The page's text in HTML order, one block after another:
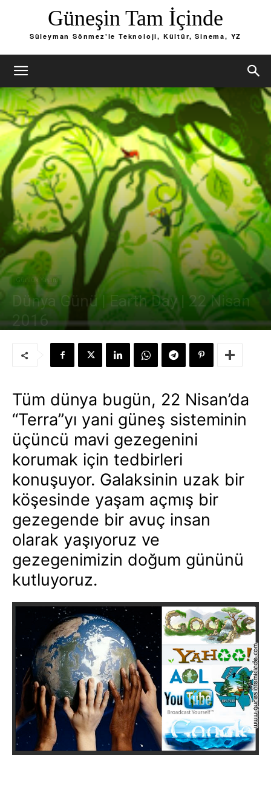
Güneşin Tam İçinde
Süleyman Sönmez'le Teknoloji, Kültür, Sinema, YZ
Günlük Yaşam
Dünya Günü | Earth Day | 22 Nisan
2016
Tüm dünya bugün, 22 Nisan’da
“Terra”yı yani güneş sisteminin
üçüncü mavi gezegenini
korumak için tedbirleri
konuşuyor. Galaksinin uzak bir
köşesinde yaşam açmış bir
gezegende bir avuç insan
olarak yaşıyoruz ve
gezegenimizin doğum gününü
kutluyoruz.